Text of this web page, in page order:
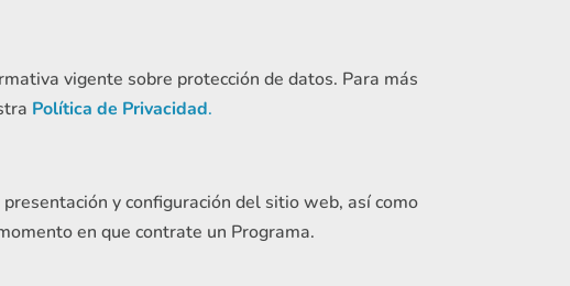
vigente sobre protección de datos. Para más
Política de Privacidad.
y configuración del sitio web, así como
en que contrate un Programa.